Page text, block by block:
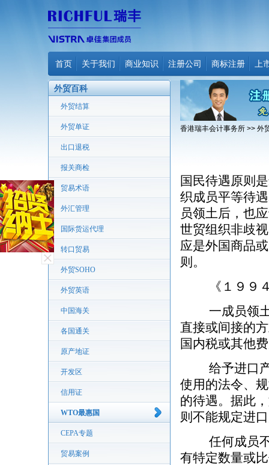
首页 关于我们 商业知识 注册公司 商标注册 上
外贸百科
外贸结算
外贸单证
出口退税
报关商检
贸易术语
外汇管理
国际货运代理
转口贸易
外贸SOHO
外贸英语
中国海关
各国通关
原产地证
开发区
信用证
WTO最惠国
CEPA专题
贸易案例
香港瑞丰会计事务所 >> 外
国民待遇原则
织成员平等待
员领土后，也
世贸组织非歧
应是外国商品
则。
《１９９４
一成员领土
直接或间接的
国内税或其他
给予进口产
使用的法令、
的待遇。据此
则不能规定进
任何成员不
有特定数量或